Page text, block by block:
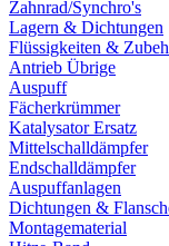
Zahnrad/Synchro's
Lagern & Dichtungen
Flüssigkeiten &
Antrieb Übrige
Auspuff
Fächerkrümmer
Katalysator Ersatz
Mittelschalldämpfer
Endschalldämpfer
Auspuffanlagen
Dichtungen &
Montagematerial